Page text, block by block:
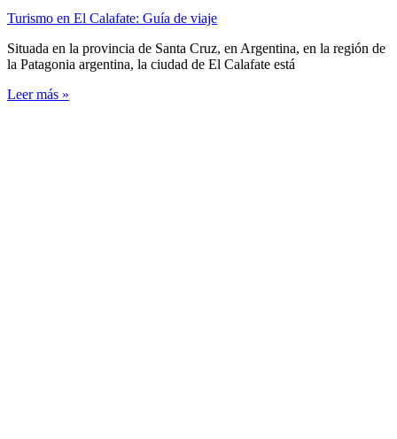
Turismo en El Calafate: Guía de viaje
Situada en la provincia de Santa Cruz, en Argentina, en la región de
la Patagonia argentina, la ciudad de El Calafate está
Leer más »